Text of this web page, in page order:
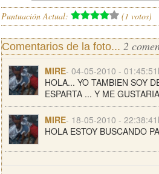
Puntuación Actual: (1 votos)
Comentarios de la foto... 2
MIRE- 04-05-2010 -
HOLA... YO TAMBIEN SOY
ESPARTA ... Y ME
MIRE- 18-05-2010 -
HOLA ESTOY BUSCANDO